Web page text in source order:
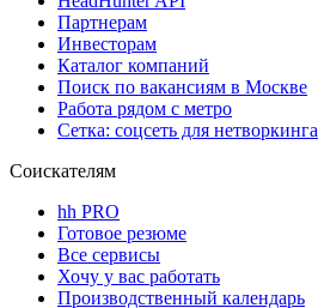
Партнерам
Инвесторам
Каталог компаний
Поиск по вакансиям в Москве
Работа рядом с метро
Сетка: соцсеть для нетворкинга
Соискателям
hh PRO
Готовое резюме
Все сервисы
Хочу у вас работать
Производственный календарь